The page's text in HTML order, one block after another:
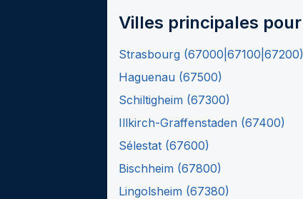
Villes principales pour
Strasbourg (67000|67100|67200)
Haguenau (67500)
Schiltigheim (67300)
Illkirch-Graffenstaden (67400)
Sélestat (67600)
Bischheim (67800)
Lingolsheim (67380)